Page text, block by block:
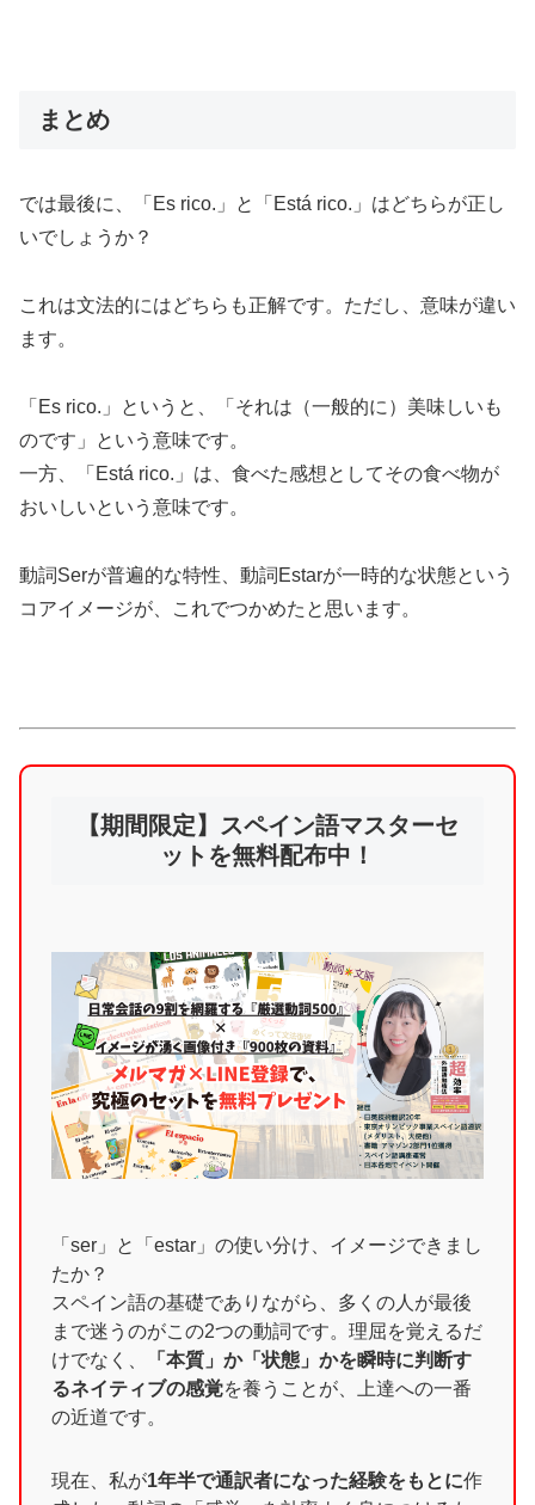
まとめ
では最後に、「Es rico.」と「Está rico.」はどちらが正し
いでしょうか？
これは文法的にはどちらも正解です。ただし、意味が違い
ます。
「Es rico.」というと、「それは（一般的に）美味しいも
のです」という意味です。
一方、「Está rico.」は、食べた感想としてその食べ物が
おいしいという意味です。
動詞Serが普遍的な特性、動詞Estarが一時的な状態という
コアイメージが、これでつかめたと思います。
【期間限定】スペイン語マスターセ
ットを無料配布中！
「ser」と「estar」の使い分け、イメージできまし
たか？
スペイン語の基礎でありながら、多くの人が最後
まで迷うのがこの2つの動詞です。理屈を覚えるだ
けでなく、
「本質」か「状態」かを瞬時に判断す
るネイティブの感覚を養うことが、上達への一番
の近道です。
現在、私が1年半で通訳者になった経験をもとに作